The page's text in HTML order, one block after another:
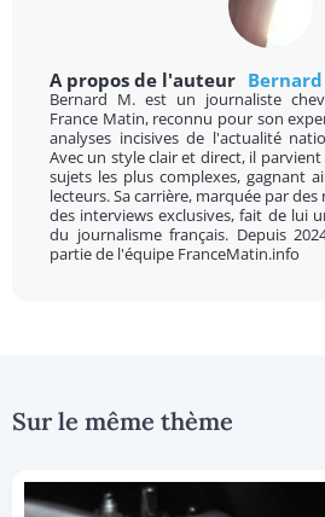
A propos de l'auteur
Bernard M. est un journaliste
France Matin, reconnu pour son
analyses incisives de l'actualité
Avec un style clair et direct, il parvient
sujets les plus complexes, gagnant
lecteurs. Sa carrière, marquée par
des interviews exclusives, fait de lui
du journalisme français. Depuis
partie de l'équipe FranceMatin.info
Sur le même thème